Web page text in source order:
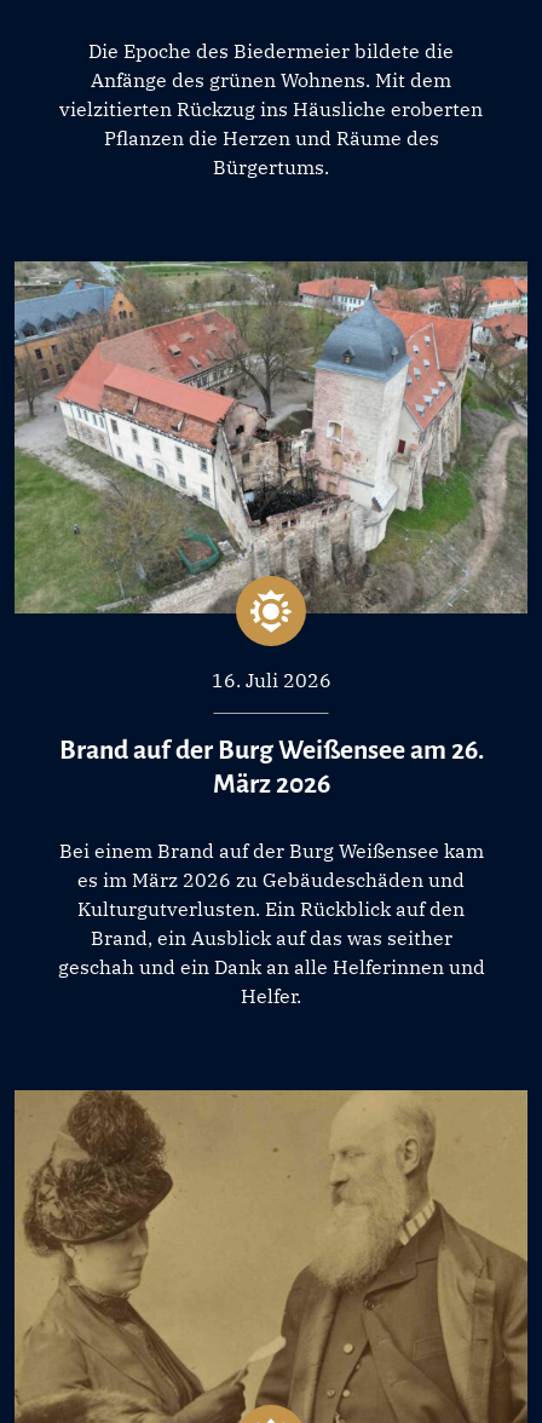
Die Epoche des Biedermeier bildete die
Anfänge des grünen Wohnens. Mit dem
vielzitierten Rückzug ins Häusliche eroberten
Pflanzen die Herzen und Räume des
Bürgertums.
16. Juli 2026
Brand auf der Burg Weißensee am 26.
März 2026
Bei einem Brand auf der Burg Weißensee kam
es im März 2026 zu Gebäudeschäden und
Kulturgutverlusten. Ein Rückblick auf den
Brand, ein Ausblick auf das was seither
geschah und ein Dank an alle Helferinnen und
Helfer.